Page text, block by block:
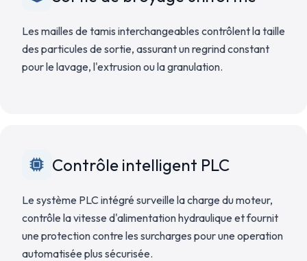
Les mailles de tamis interchangeables contrôlent la taille
des particules de sortie, assurant un regrind constant
pour le lavage, l'extrusion ou la granulation.
Contrôle intelligent PLC
Le système PLC intégré surveille la charge du moteur,
contrôle la vitesse d'alimentation hydraulique et fournit
une protection contre les surcharges pour une operation
automatisée plus sécurisée.